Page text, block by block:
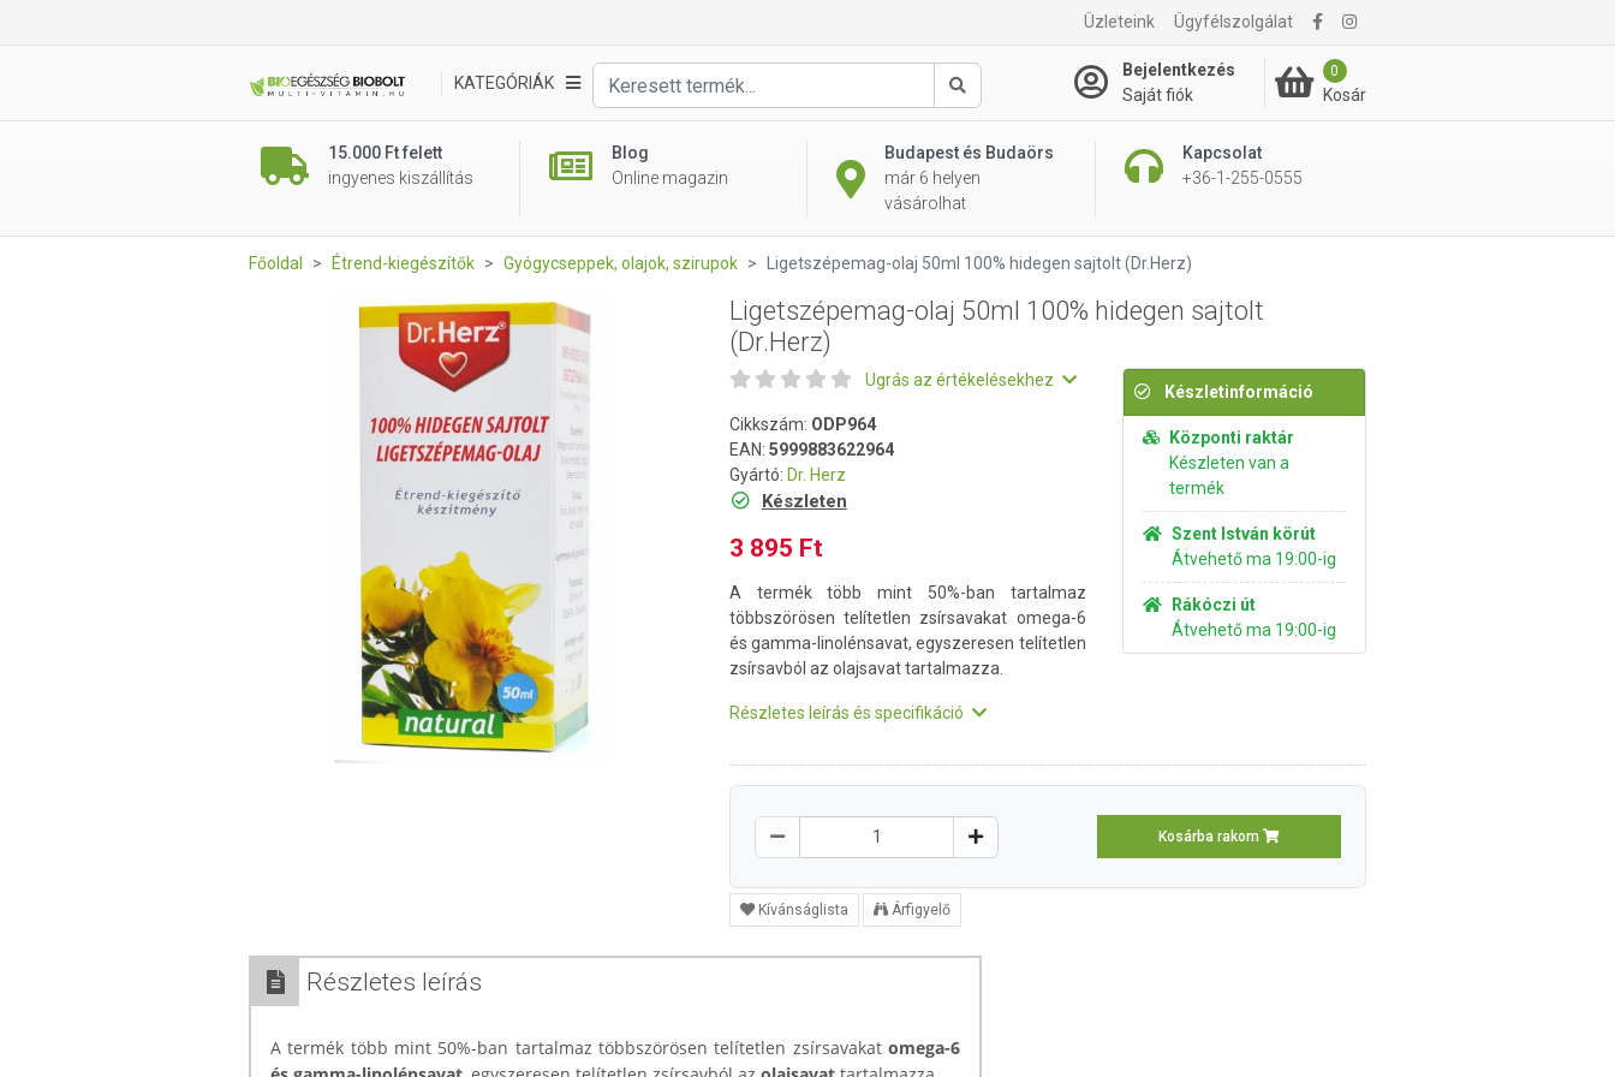
Üzleteink Ügyfélszolgálat
KATEGÓRIÁK
Keresés
Bejelentkezés
Saját fiók
0
Kosár
15.000 Ft felett
ingyenes kiszállítás
Blog
Online magazin
Budapest és Budaörs
már 6 helyen
vásárolhat
Kapcsolat
+36-1-255-0555
3 895 Ft Kosárba rakom
Főoldal Étrend-kiegészítők Gyógycseppek, olajok, szirupok Ligetszépemag-olaj 50ml 100% hidegen sajtolt (Dr.Herz)
Ligetszépemag-olaj 50ml 100% hidegen sajtolt
(Dr.Herz)
Ugrás az értékelésekhez
Cikkszám: ODP964
EAN: 5999883622964
Gyártó: Dr. Herz
Készleten
3 895 Ft
A termék több mint 50%-ban tartalmaz
többszörösen telítetlen zsírsavakat omega-6
és gamma-linolénsavat, egyszeresen telítetlen
zsírsavból az olajsavat tartalmazza.
Részletes leírás és specifikáció
Készletinformáció
Központi raktár
Készleten van a
termék
Szent István körút
Átvehető ma 19:00-ig
Rákóczi út
Átvehető ma 19:00-ig
Kosárba rakom
Kívánságlista Árfigyelő
Részletes leírás
A termék több mint 50%-ban tartalmaz többszörösen telítetlen zsírsavakat omega-6